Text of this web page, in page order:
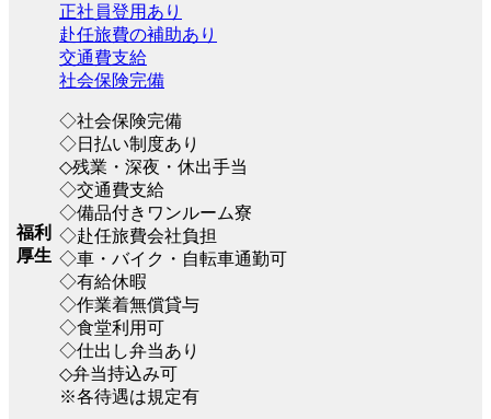
福利
厚生
正社員登用あり
赴任旅費の補助あり
交通費支給
社会保険完備
◇社会保険完備
◇日払い制度あり
◇残業・深夜・休出手当
◇交通費支給
◇備品付きワンルーム寮
◇赴任旅費会社負担
◇車・バイク・自転車通勤可
◇有給休暇
◇作業着無償貸与
◇食堂利用可
◇仕出し弁当あり
◇弁当持込み可
※各待遇は規定有